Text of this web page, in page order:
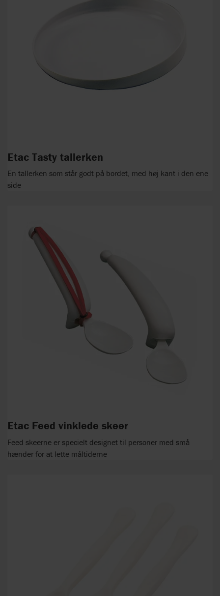
Etac Tasty tallerken
En tallerken som står godt på bordet, med høj kant i den ene
side
Etac Feed vinklede skeer
Feed skeerne er specielt designet til personer med små
hænder for at lette måltiderne